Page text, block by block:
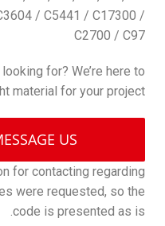
/ C5441 / C17300 /
C2700 / C97
for? We’re here to
material for your project.
US
for contacting regarding
were requested, so the
code is presented as is.